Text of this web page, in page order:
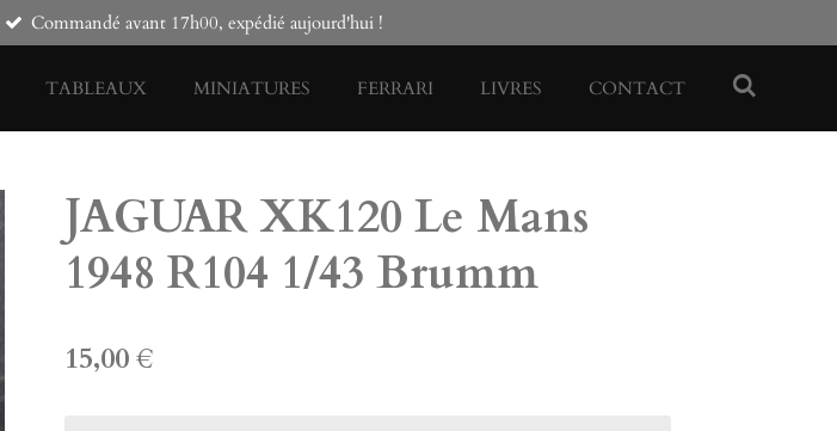
Commandé avant 17h00, expédié aujourd'hui !
TABLEAUX MINIATURES FERRARI LIVRES CONTACT
JAGUAR XK120 Le Mans
1948 R104 1/43 Brumm
15,00 €